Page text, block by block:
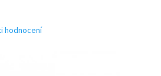
hodnocení